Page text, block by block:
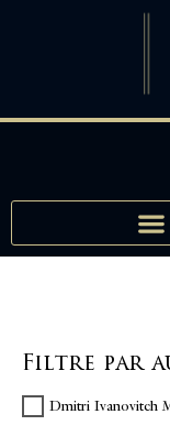
Filtre par
Dmitri Ivanovitch